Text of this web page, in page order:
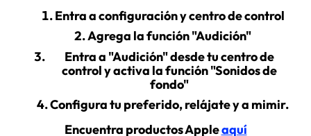
Entra a configuración y centro de control
Agrega la función "Audición"
Entra a "Audición" desde tu centro de
control y activa la función "Sonidos de
fondo"
Configura tu preferido, relájate y a mimir.
Encuentra productos Appleaquí